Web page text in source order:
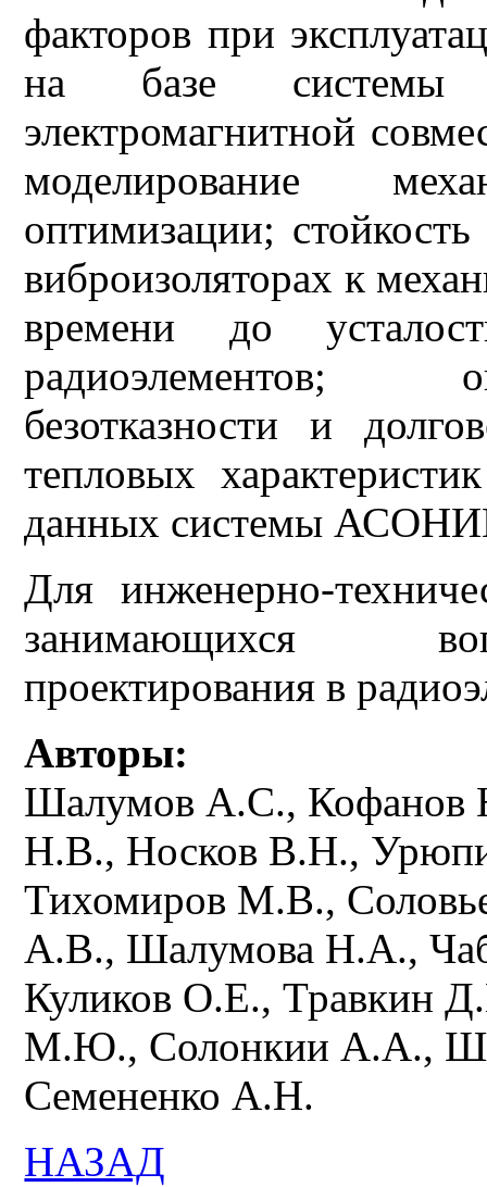
факторов при
на базе системы
электромагнитной
моделирование
оптимизации;
виброизоляторах к
времени до
радиоэлементов;
безотказности и
тепловых
данных системы
Для инженерно-
занимающихся
проектирования в
Авторы:
Шалумов А.С., Кофанов
Н.В., Носков В.Н.,
Тихомиров М.В.,
А.В., Шалумова Н.А.,
Куликов О.Е., Травкин
М.Ю., Солонкии А.А.,
Семененко А.Н.
НАЗАД